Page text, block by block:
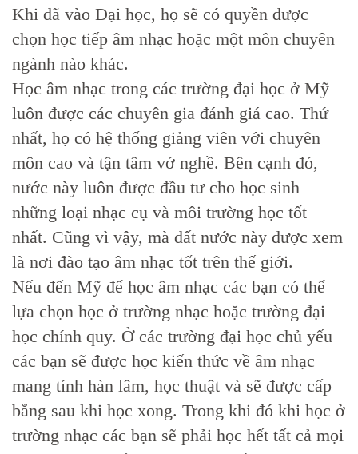
Khi đã vào Đại học, họ sẽ có quyền được
chọn học tiếp âm nhạc hoặc một môn chuyên
ngành nào khác.
Học âm nhạc trong các trường đại học ở Mỹ
luôn được các chuyên gia đánh giá cao. Thứ
nhất, họ có hệ thống giảng viên với chuyên
môn cao và tận tâm vớ nghề. Bên cạnh đó,
nước này luôn được đầu tư cho học sinh
những loại nhạc cụ và môi trường học tốt
nhất. Cũng vì vậy, mà đất nước này được xem
là nơi đào tạo âm nhạc tốt trên thế giới.
Nếu đến Mỹ để học âm nhạc các bạn có thể
lựa chọn học ở trường nhạc hoặc trường đại
học chính quy. Ở các trường đại học chủ yếu
các bạn sẽ được học kiến thức về âm nhạc
mang tính hàn lâm, học thuật và sẽ được cấp
bằng sau khi học xong. Trong khi đó khi học ở
trường nhạc các bạn sẽ phải học hết tất cả mọi